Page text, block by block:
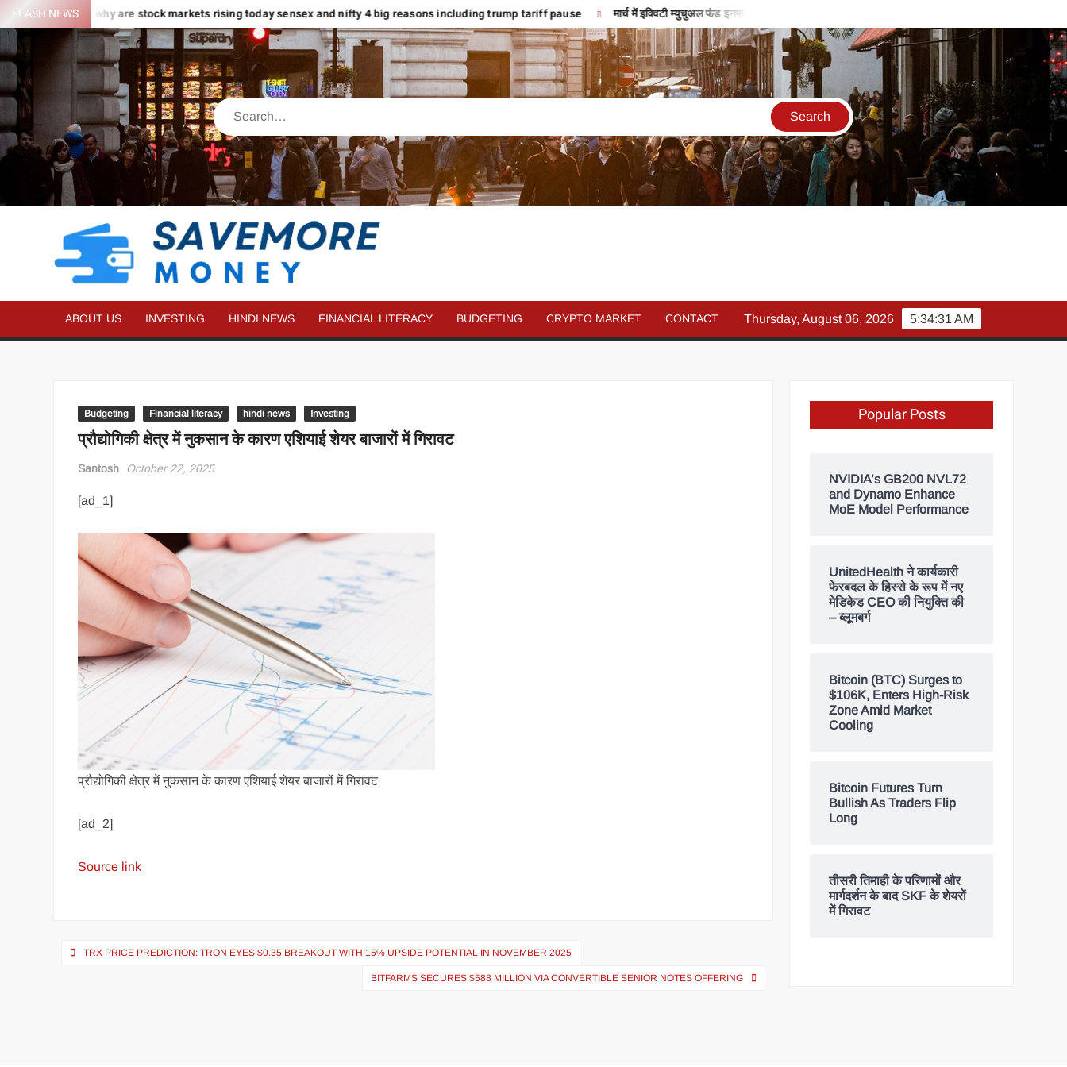
FLASH NEWS
की धुआंधार तेजी – why are stock markets rising today sensex and nifty 4 big reasons including trump tariff pause मार्च में इक्विटी म्युचुअल फंड इनफ्लो 14% गिरकर ₹25,082 करोड़, SIP में भी निवेश घटा – mutual fund
MORE
MONEY
RELATED
ABOUT US INVESTING HINDI NEWS FINANCIAL LITERACY BUDGETING CRYPTO MARKET CONTACT 5:34:32 AM
Thursday, August 06, 2026
Budgeting Financial literacy hindi news Investing
प्रौद्योगिकी क्षेत्र में नुकसान के कारण एशियाई शेयर बाजारों में गिरावट
Santosh October 22, 2025
[ad_1]
प्रौद्योगिकी क्षेत्र में नुकसान के कारण एशियाई शेयर बाजारों में गिरावट
[ad_2]
Source link
TRX PRICE PREDICTION: TRON EYES $0.35 BREAKOUT WITH 15% UPSIDE POTENTIAL IN NOVEMBER 2025
BITFARMS SECURES $588 MILLION VIA CONVERTIBLE SENIOR NOTES OFFERING
Popular Posts
NVIDIA’s GB200 NVL72
and Dynamo Enhance
MoE Model Performance
UnitedHealth ने कार्यकारी
फेरबदल के हिस्से के रूप में नए
मेडिकेड CEO की नियुक्ति की
– ब्लूमबर्ग
Bitcoin (BTC) Surges to
$106K, Enters High-Risk
Zone Amid Market
Cooling
Bitcoin Futures Turn
Bullish As Traders Flip
Long
तीसरी तिमाही के परिणामों और
मार्गदर्शन के बाद SKF के शेयरों
में गिरावट